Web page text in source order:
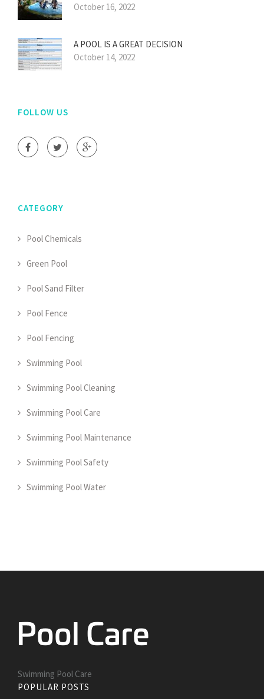
October 16, 2022
A POOL IS A GREAT DECISION
October 14, 2022
FOLLOW US
CATEGORY
Pool Chemicals
Green Pool
Pool Sand Filter
Pool Fence
Pool Fencing
Swimming Pool
Swimming Pool Cleaning
Swimming Pool Care
Swimming Pool Maintenance
Swimming Pool Safety
Swimming Pool Water
Swimming Pool Care
POPULAR POSTS